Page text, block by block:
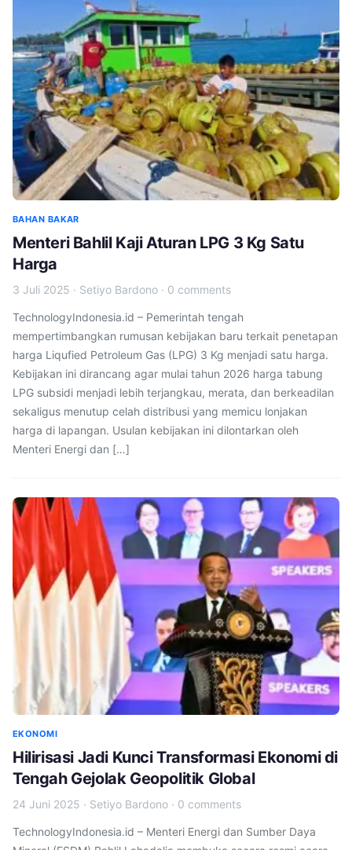
BAHAN BAKAR
Menteri Bahlil Kaji Aturan LPG 3 Kg Satu
Harga
3 Juli 2025 · Setiyo Bardono · 0 comments
TechnologyIndonesia.id – Pemerintah tengah
mempertimbangkan rumusan kebijakan baru terkait penetapan
harga Liqufied Petroleum Gas (LPG) 3 Kg menjadi satu harga.
Kebijakan ini dirancang agar mulai tahun 2026 harga tabung
LPG subsidi menjadi lebih terjangkau, merata, dan berkeadilan
sekaligus menutup celah distribusi yang memicu lonjakan
harga di lapangan. Usulan kebijakan ini dilontarkan oleh
Menteri Energi dan […]
EKONOMI
Hilirisasi Jadi Kunci Transformasi Ekonomi di
Tengah Gejolak Geopolitik Global
24 Juni 2025 · Setiyo Bardono · 0 comments
TechnologyIndonesia.id – Menteri Energi dan Sumber Daya